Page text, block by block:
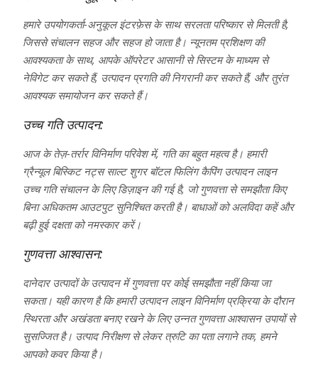
हमारे उपयोगकर्ता-अनुकूल इंटरफ़ेस के साथ सरलता परिष्कार से मिलती है,
जिससे संचालन सहज और सहज हो जाता है। न्यूनतम प्रशिक्षण की
आवश्यकता के साथ, आपके ऑपरेटर आसानी से सिस्टम के माध्यम से
नेविगेट कर सकते हैं, उत्पादन प्रगति की निगरानी कर सकते हैं, और तुरंत
आवश्यक समायोजन कर सकते हैं।
उच्च गति उत्पादन:
आज के तेज़-तर्रार विनिर्माण परिवेश में, गति का बहुत महत्व है। हमारी
ग्रैन्यूल बिस्किट नट्स साल्ट शुगर बॉटल फिलिंग कैपिंग उत्पादन लाइन
उच्च गति संचालन के लिए डिज़ाइन की गई है, जो गुणवत्ता से समझौता किए
बिना अधिकतम आउटपुट सुनिश्चित करती है। बाधाओं को अलविदा कहें और
बढ़ी हुई दक्षता को नमस्कार करें।
गुणवत्ता आश्वासन:
दानेदार उत्पादों के उत्पादन में गुणवत्ता पर कोई समझौता नहीं किया जा
सकता। यही कारण है कि हमारी उत्पादन लाइन विनिर्माण प्रक्रिया के दौरान
स्थिरता और अखंडता बनाए रखने के लिए उन्नत गुणवत्ता आश्वासन उपायों से
सुसज्जित है। उत्पाद निरीक्षण से लेकर त्रुटि का पता लगाने तक, हमने
आपको कवर किया है।